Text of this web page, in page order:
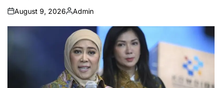
on
August 9, 2026
Posted
by
Admin